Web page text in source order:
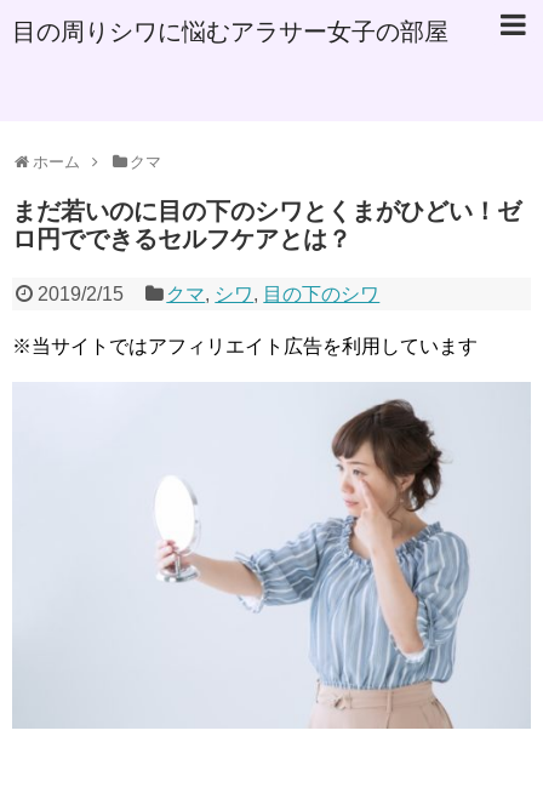
目の周りシワに悩むアラサー女子の部屋
ホーム クマ
まだ若いのに目の下のシワとくまがひどい！ゼ
ロ円でできるセルフケアとは？
2019/2/15 クマ, シワ, 目の下のシワ
※当サイトではアフィリエイト広告を利用しています